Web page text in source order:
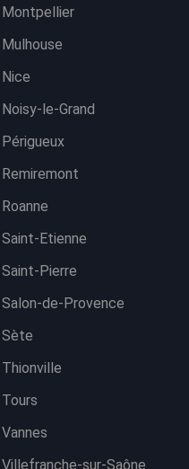
Montpellier
Mulhouse
Nice
Noisy-le-Grand
Périgueux
Remiremont
Roanne
Saint-Etienne
Saint-Pierre
Salon-de-Provence
Sète
Thionville
Tours
Vannes
Villefranche-sur-Saône